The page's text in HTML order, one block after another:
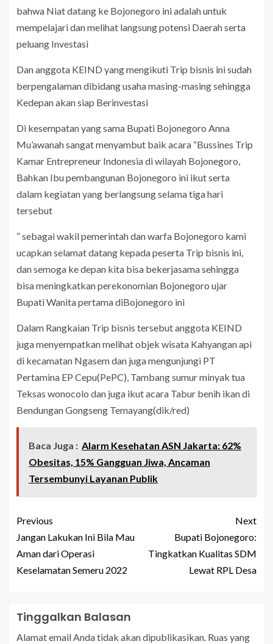
bahwa Niat datang ke Bojonegoro ini adalah untuk
mempelajari dan melihat langsung potensi Daerah serta
peluang Investasi
Dan anggota KEIND yang mengikuti Trip bisnis ini sudah
berpengalaman dibidang usaha masing-masing sehingga
Kedepan akan siap Berinvestasi
Di kesempatan yang sama Bupati Bojonegoro Anna
Mu’awanah sangat menyambut baik acara “Bussines Trip
Kamar Entrepreneur Indonesia di wilayah Bojonegoro,
Bahkan Ibu pembangunan Bojonegoro ini ikut serta
dalam kegiatan yang berlangsung selama tiga hari
tersebut
” sebagai wakil pemerintah dan warfa Bojonegoro kami
ucapkan selamat datang kepada peserta Trip bisnis ini,
dan semoga ke depan kita bisa bekerjasama sehingga
bisa meningkatkan perekonomian Bojonegoro ujar
Bupati Wanita pertama diBojonegoro ini
Dalam Rangkaian Trip bisnis tersebut anggota KEIND
juga menyempatkan melihat objek wisata Kahyangan api
di kecamatan Ngasem dan juga mengunjungi PT
Pertamina EP Cepu(PePC), Tambang sumur minyak tua
Teksas wonocolo dan juga ikut acara Tabur benih ikan di
Bendungan Gongseng Temayang(dik/red)
Baca Juga : Alarm Kesehatan ASN Jakarta: 62%
Obesitas, 15% Gangguan Jiwa, Ancaman
Tersembunyi Layanan Publik
Previous
Jangan Lakukan Ini Bila Mau
Aman dari Operasi
Keselamatan Semeru 2022
Next
Bupati Bojonegoro:
Tingkatkan Kualitas SDM
Lewat RPL Desa
Tinggalkan Balasan
Alamat email Anda tidak akan dipublikasikan. Ruas yang